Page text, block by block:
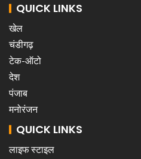
QUICK LINKS
खेल
चंडीगढ़
टेक-ऑटो
देश
पंजाब
मनोरंजन
QUICK LINKS
लाइफ स्टाइल